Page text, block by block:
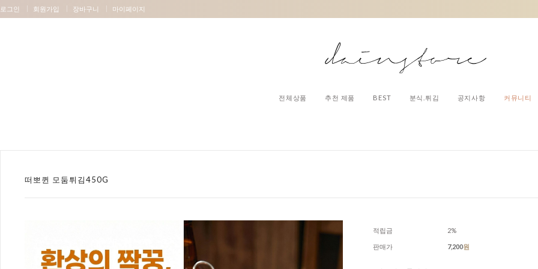
로그인 회원가입 장바구니 마이페이지
전체상품 추천 제품 BEST 분식.튀김 공지사항 커뮤니티
떠뽀퀸 모둠튀김450G
적립금 2%
판매가 7,200원